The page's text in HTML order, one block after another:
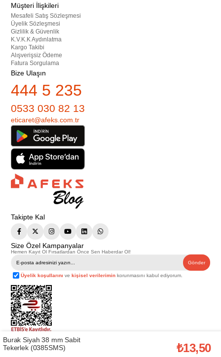
Müşteri İlişkileri
Mesafeli Satış Sözleşmesi
Üyelik Sözleşmesi
Gizlilik & Güvenlik
K.V.K.K Aydınlatma
Kargo Takibi
Alışverişsiz Ödeme
Fatura Sorgulama
Bize Ulaşın
444 5 235
0533 030 82 13
eticaret@afeks.com.tr
Takipte Kal
Size Özel Kampanyalar
Hemen Kayıt Ol Fırsatlardan Önce Sen Haberdar Ol!
Gönder
Üyelik koşullarını vekişisel verilerimin korunmasını kabul ediyorum.
Telif Hakkı © 2026
. Tüm hakları saklıdır.
Bu web sitesindeki tüm ürünler ticari amaçlıdır. Web sitemizde yer alan
görsel ve yazılı içerikler firmamıza ait olup, firmamızın yazılı izni alınmadan
Burak Siyah 38 mm Sabit
Tekerlek (0385SMS)
₺13,50